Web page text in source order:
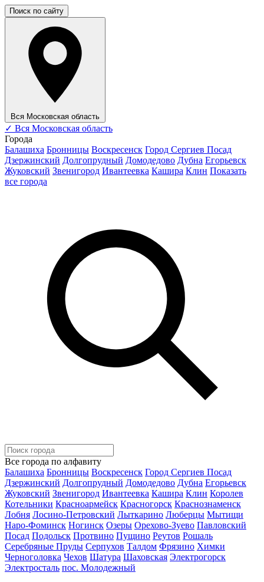
Поиск по сайту
Вся Московская область
✓ Вся Московская область
Города
Балашиха Бронницы Воскресенск Город Сергиев Посад
Дзержинский Долгопрудный Домодедово Дубна Егорьевск
Жуковский Звенигород Ивантеевка Кашира Клин Показать
все города
Все города по алфавиту
Балашиха Бронницы Воскресенск Город Сергиев Посад
Дзержинский Долгопрудный Домодедово Дубна Егорьевск
Жуковский Звенигород Ивантеевка Кашира Клин Королев
Котельники Красноармейск Красногорск Краснознаменск
Лобня Лосино-Петровский Лыткарино Люберцы Мытищи
Наро-Фоминск Ногинск Озеры Орехово-Зуево Павловский
Посад Подольск Протвино Пущино Реутов Рошаль
Серебряные Пруды Серпухов Талдом Фрязино Химки
Черноголовка Чехов Шатура Шаховская Электрогорск
Электросталь пос. Молодежный